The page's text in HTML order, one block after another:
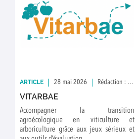
ARTICLE 28 mai 2026 Rédaction : GAMAE
VITARBAE
Accompagner la transition
agroécologique en viticulture et
arboriculture grâce aux jeux sérieux et